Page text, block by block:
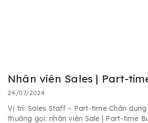
Nhân viên Sales | Part-
24/07/2024
Vị trí: Sales Staff – Part-time Chân
thường gọi: nhân viên Sale | Part-time